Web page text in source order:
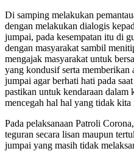
Di samping melakukan
dengan melakukan dialogis
jumpai, pada kesempatan itu di
dengan masyarakat sambil
mengajak masyarakat untuk
yang kondusif serta memberikan
jumpai agar berhati hati pada
pastikan untuk kendaraan dalam
mencegah hal hal yang tidak kita
Pada pelaksanaan Patroli
teguran secara lisan maupun
jumpai yang masih tidak